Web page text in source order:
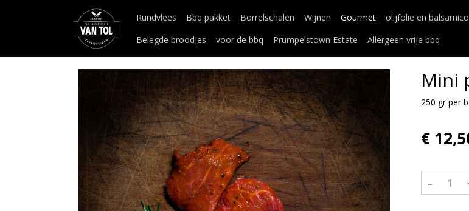
Rundvlees Bbq pakket Borrelschalen Wijnen Gourmet olijfolie en balsamico
Belegde broodjes
voor de bbq Prumpelstown Estate Allergeen vrije bbq
Mini
250 gr per
€
–